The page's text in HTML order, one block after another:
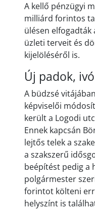
A kellő pénzügyi
milliárd forintos
ülésen elfogadták
üzleti terveit és
kijelöléséről is.
Új padok,
A büdzsé
képviselői
került a Logodi
Ennek kapcsán
lejtős telek a
a szakszerű
beépítést pedig a
polgármester
forintot költeni
helyszínt is